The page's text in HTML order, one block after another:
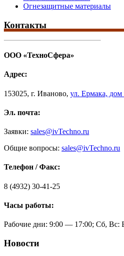
Огнезащитные материалы
Контакты
ООО «ТехноСфера»
Адрес:
153025, г. Иваново, ул. Ермака, дом
Эл. почта:
Заявки: sales@ivTechno.ru
Общие вопросы: sales@ivTechno.ru
Телефон / Факс:
8 (4932) 30-41-25
Часы работы:
Рабочие дни: 9:00 — 17:00; Сб, Вс:
Новости